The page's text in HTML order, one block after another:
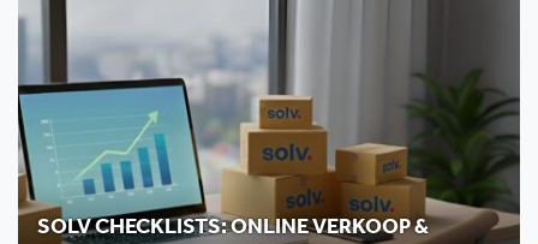
SOLV CHECKLISTS: ONLINE VERKOOP &